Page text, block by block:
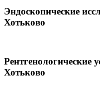
Эндоскопические
Хотьково
Рентгенологические
Хотьково